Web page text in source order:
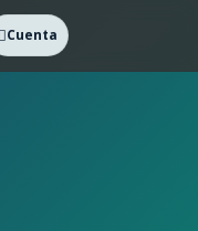
Cuenta